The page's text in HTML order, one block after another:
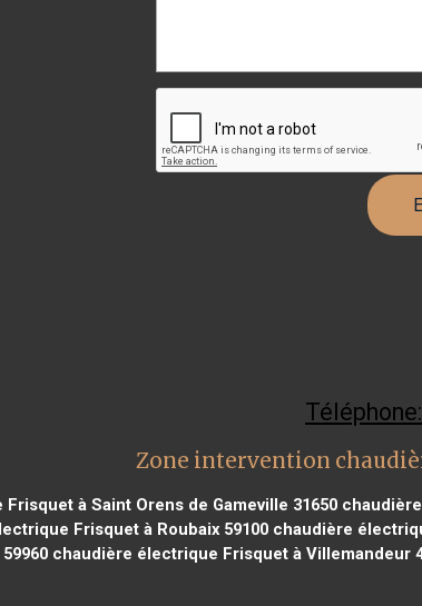
Zone intervention
à Saint Orens de Gameville 31650chaudière
Frisquet à Roubaix 59100 chaudière
59960chaudière électrique Frisquet à Villemandeur